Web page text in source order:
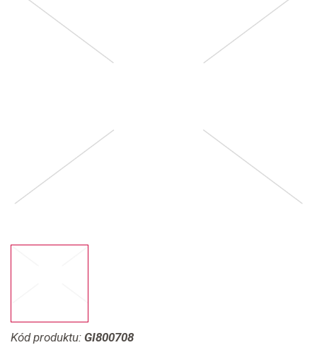
Kód produktu: GI800708